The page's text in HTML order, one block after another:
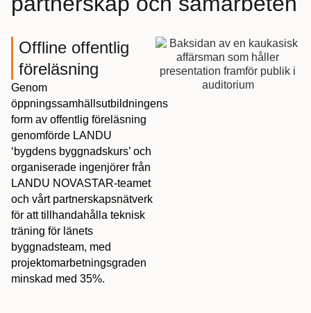
Offline offentlig
föreläsning
Genom
öppningssamhällsutbildningens
form av offentlig föreläsning
genomförde LANDU
‘bygdens byggnadskurs’ och
organiserade ingenjörer från
LANDU NOVASTAR-teamet
och vårt partnerskapsnätverk
för att tillhandahålla teknisk
träning för länets
byggnadsteam, med
projektomarbetningsgraden
minskad med 35%.